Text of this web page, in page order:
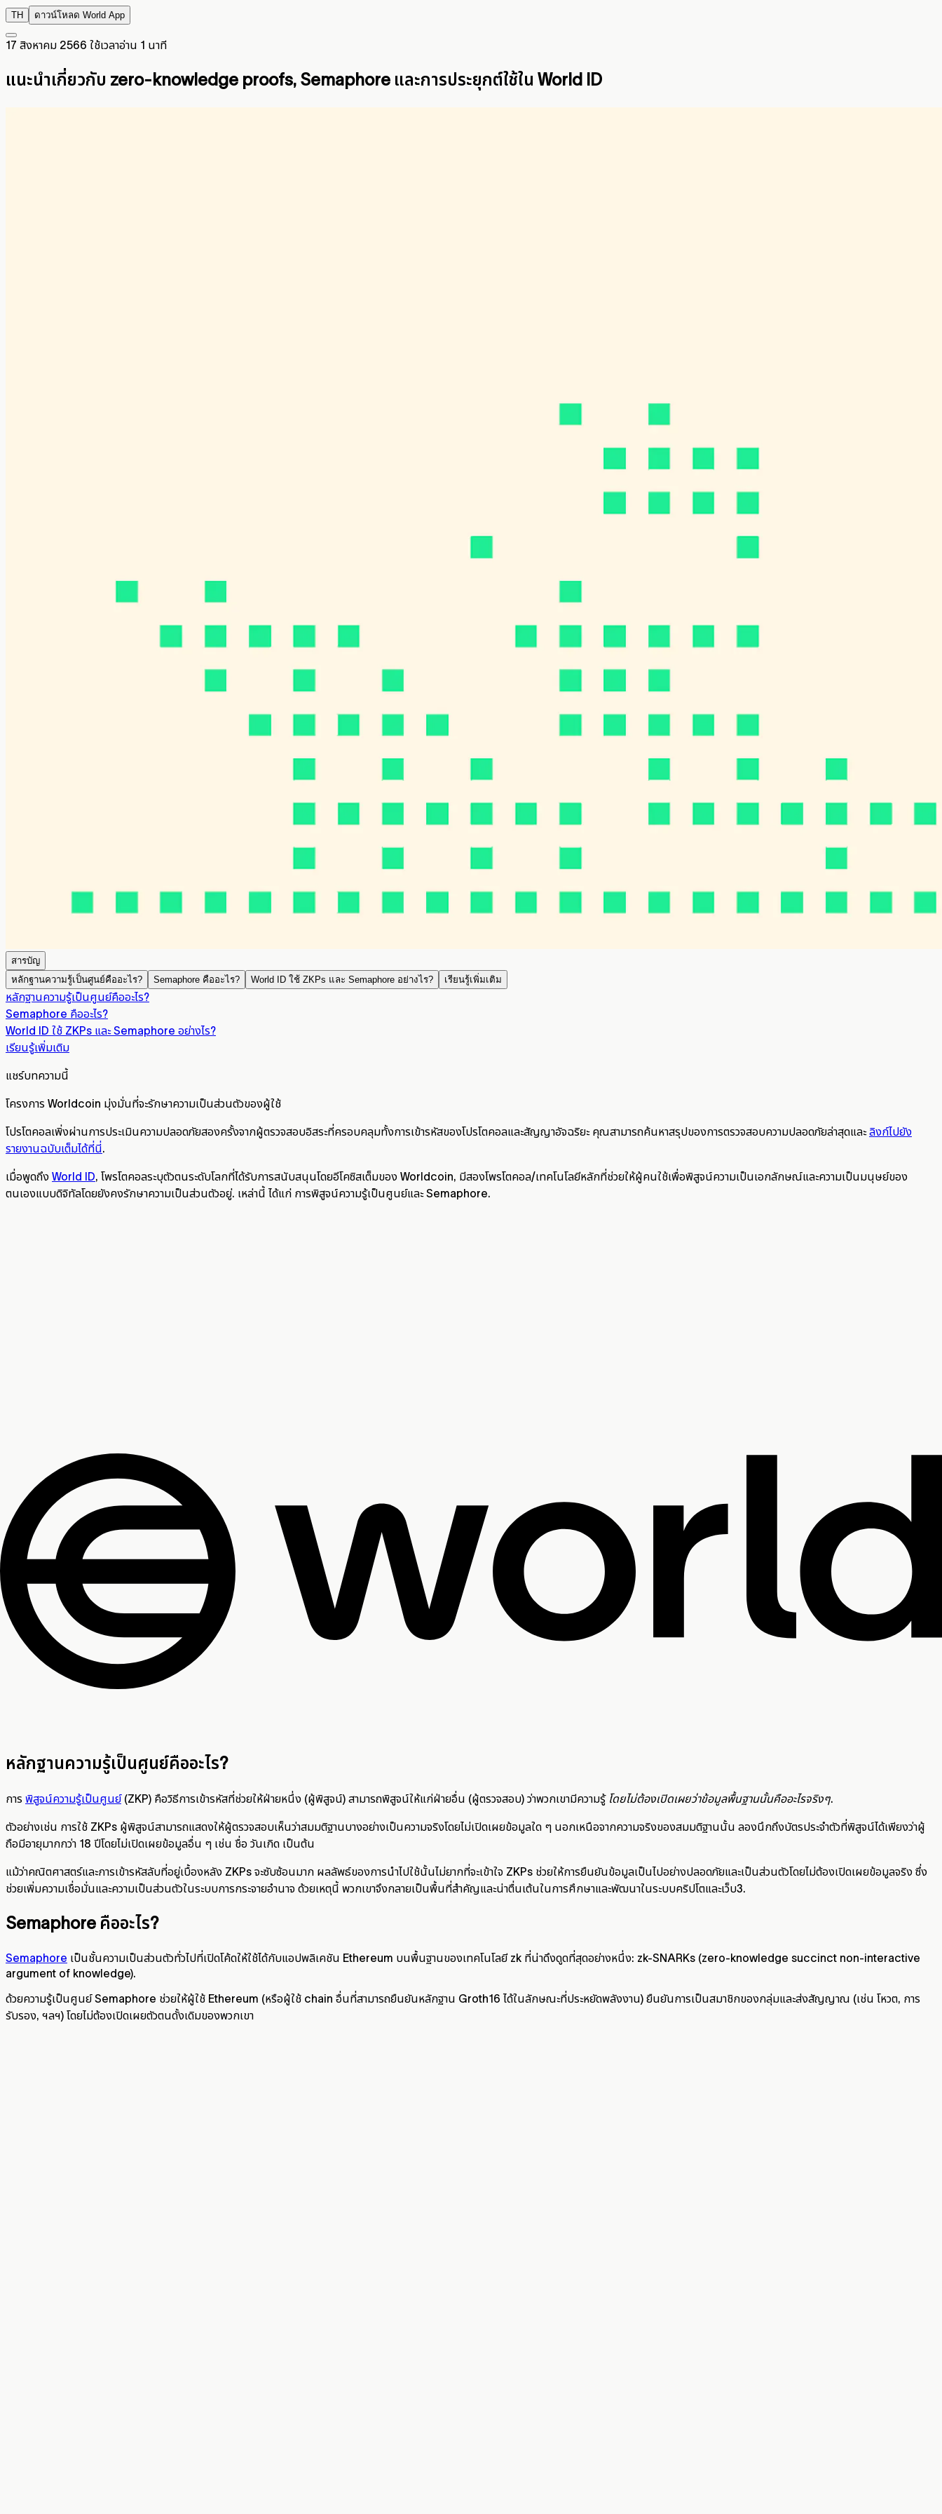
TH ดาวน์โหลด World App
17 สิงหาคม 2566 ใช้เวลาอ่าน 1 นาที
แนะนำเกี่ยวกับ zero-knowledge proofs, Semaphore และการประยุกต์ใช้ใน World ID
สารบัญ
หลักฐานความรู้เป็นศูนย์คืออะไร?
Semaphore คืออะไร? World ID ใช้ ZKPs และ Semaphore อย่างไร? เรียนรู้เพิ่มเติม
หลักฐานความรู้เป็นศูนย์คืออะไร?
Semaphore คืออะไร?
World ID ใช้ ZKPs และ Semaphore อย่างไร?
เรียนรู้เพิ่มเติม
แชร์บทความนี้
โครงการ Worldcoin มุ่งมั่นที่จะรักษาความเป็นส่วนตัวของผู้ใช้
โปรโตคอลเพิ่งผ่านการประเมินความปลอดภัยสองครั้งจากผู้ตรวจสอบอิสระที่ครอบคลุมทั้งการเข้ารหัสของโปรโตคอลและสัญญาอัจฉริยะ คุณสามารถค้นหาสรุปของการตรวจสอบความปลอดภัยล่าสุดและลิงก์ไปยัง
รายงานฉบับเต็มได้ที่นี่.
เมื่อพูดถึง World ID, โพรโตคอลระบุตัวตนระดับโลกที่ได้รับการสนับสนุนโดยอีโคซิสเต็มของ Worldcoin, มีสองโพรโตคอล/เทคโนโลยีหลักที่ช่วยให้ผู้คนใช้เพื่อพิสูจน์ความเป็นเอกลักษณ์และความเป็นมนุษย์ของ
ตนเองแบบดิจิทัลโดยยังคงรักษาความเป็นส่วนตัวอยู่. เหล่านี้ ได้แก่ การพิสูจน์ความรู้เป็นศูนย์และ Semaphore.
หลักฐานความรู้เป็นศูนย์คืออะไร?
การ พิสูจน์ความรู้เป็นศูนย์(ZKP) คือวิธีการเข้ารหัสที่ช่วยให้ฝ่ายหนึ่ง (ผู้พิสูจน์) สามารถพิสูจน์ให้แก่ฝ่ายอื่น (ผู้ตรวจสอบ) ว่าพวกเขามีความรู้ โดยไม่ต้องเปิดเผยว่าข้อมูลพื้นฐานนั้นคืออะไรจริงๆ.
ตัวอย่างเช่น การใช้ ZKPs ผู้พิสูจน์สามารถแสดงให้ผู้ตรวจสอบเห็นว่าสมมติฐานบางอย่างเป็นความจริงโดยไม่เปิดเผยข้อมูลใด ๆ นอกเหนือจากความจริงของสมมติฐานนั้น ลองนึกถึงบัตรประจำตัวที่พิสูจน์ได้เพียงว่าผู้
ถือมีอายุมากกว่า 18 ปีโดยไม่เปิดเผยข้อมูลอื่น ๆ เช่น ชื่อ วันเกิด เป็นต้น
แม้ว่าคณิตศาสตร์และการเข้ารหัสลับที่อยู่เบื้องหลัง ZKPs จะซับซ้อนมาก ผลลัพธ์ของการนำไปใช้นั้นไม่ยากที่จะเข้าใจ ZKPs ช่วยให้การยืนยันข้อมูลเป็นไปอย่างปลอดภัยและเป็นส่วนตัวโดยไม่ต้องเปิดเผยข้อมูลจริง ซึ่ง
ช่วยเพิ่มความเชื่อมั่นและความเป็นส่วนตัวในระบบการกระจายอำนาจ ด้วยเหตุนี้ พวกเขาจึงกลายเป็นพื้นที่สำคัญและน่าตื่นเต้นในการศึกษาและพัฒนาในระบบคริปโตและเว็บ3.
Semaphore คืออะไร?
Semaphore เป็นชั้นความเป็นส่วนตัวทั่วไปที่เปิดโค้ดให้ใช้ได้กับแอปพลิเคชัน Ethereum บนพื้นฐานของเทคโนโลยี zk ที่น่าดึงดูดที่สุดอย่างหนึ่ง: zk-SNARKs (zero-knowledge succinct non-interactive
argument of knowledge).
ด้วยความรู้เป็นศูนย์ Semaphore ช่วยให้ผู้ใช้ Ethereum (หรือผู้ใช้ chain อื่นที่สามารถยืนยันหลักฐาน Groth16 ได้ในลักษณะที่ประหยัดพลังงาน) ยืนยันการเป็นสมาชิกของกลุ่มและส่งสัญญาณ (เช่น โหวต, การ
รับรอง, ฯลฯ) โดยไม่ต้องเปิดเผยตัวตนดั้งเดิมของพวกเขา